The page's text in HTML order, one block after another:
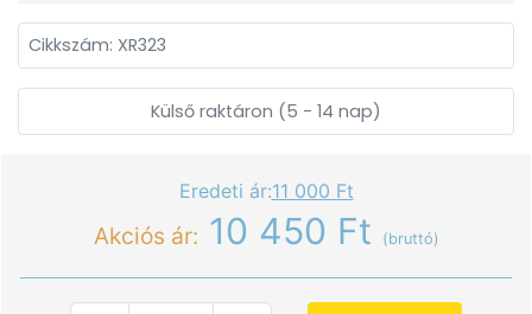
Cikkszám: XR323
Külső raktáron (5 - 14 nap)
Eredeti ár:11 000 Ft
Akciós ár: 10 450 Ft (bruttó)